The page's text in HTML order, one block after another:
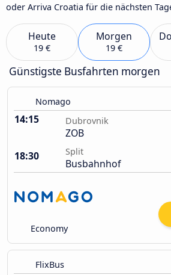
oder Arriva Croatia für die nächsten
Heute
19 €
Morgen
19 €
Günstigste Busfahrten morgen
Nomago
14:15 Dubrovnik
ZOB
18:30
Split
Busbahnhof
Economy
FlixBus